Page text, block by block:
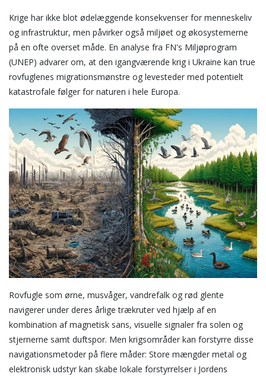
Krige har ikke blot ødelæggende konsekvenser for menneskeliv
og infrastruktur, men påvirker også miljøet og økosystemerne
på en ofte overset måde. En analyse fra FN's Miljøprogram
(UNEP) advarer om, at den igangværende krig i Ukraine kan true
rovfuglenes migrationsmønstre og levesteder med potentielt
katastrofale følger for naturen i hele Europa.
Rovfugle som ørne, musvåger, vandrefalk og rød glente
navigerer under deres årlige trækruter ved hjælp af en
kombination af magnetisk sans, visuelle signaler fra solen og
stjernerne samt duftspor. Men krigsområder kan forstyrre disse
navigationsmetoder på flere måder: Store mængder metal og
elektronisk udstyr kan skabe lokale forstyrrelser i Jordens